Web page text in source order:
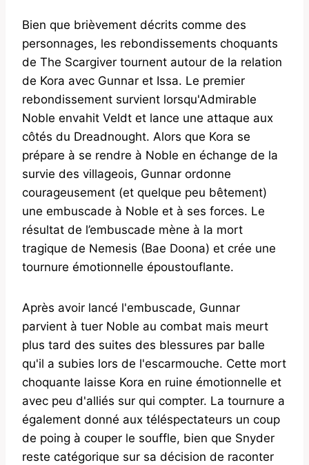
Bien que brièvement décrits comme des
personnages, les rebondissements choquants
de The Scargiver tournent autour de la relation
de Kora avec Gunnar et Issa. Le premier
rebondissement survient lorsqu'Admirable
Noble envahit Veldt et lance une attaque aux
côtés du Dreadnought. Alors que Kora se
prépare à se rendre à Noble en échange de la
survie des villageois, Gunnar ordonne
courageusement (et quelque peu bêtement)
une embuscade à Noble et à ses forces. Le
résultat de l’embuscade mène à la mort
tragique de Nemesis (Bae Doona) et crée une
tournure émotionnelle époustouflante.
Après avoir lancé l'embuscade, Gunnar
parvient à tuer Noble au combat mais meurt
plus tard des suites des blessures par balle
qu'il a subies lors de l'escarmouche. Cette mort
choquante laisse Kora en ruine émotionnelle et
avec peu d'alliés sur qui compter. La tournure a
également donné aux téléspectateurs un coup
de poing à couper le souffle, bien que Snyder
reste catégorique sur sa décision de raconter